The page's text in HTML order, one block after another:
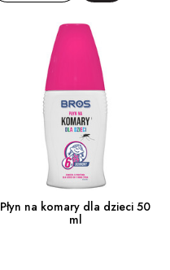
Płyn na komary dla dzieci 50
ml